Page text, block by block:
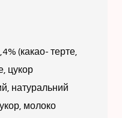
(какао- терте,
цукор
натуральний
молоко